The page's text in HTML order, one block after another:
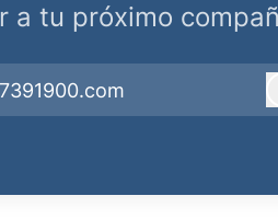
a tu próximo